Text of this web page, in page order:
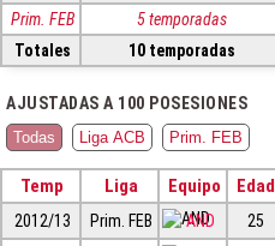
Prim. FEB
5 temporadas
Totales
10 temporadas
AJUSTADAS A 100 POSESIONES
Todas Liga ACB Prim. FEB
Temp Liga Equipo Edad
2012/13 Prim. FEB AND 25